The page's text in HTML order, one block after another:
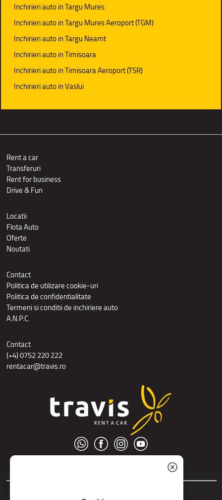
Inchirieri auto in Targu Mures
Inchirieri auto in Targu Mures Aeroport (TGM)
Inchirieri auto in Targu Neamt
Inchirieri auto in Timisoara
Inchirieri auto in Timisoara Aeroport (TSR)
Inchirieri auto in Vaslui
Rent a car
Transferuri
Rent for business
Drive & Fun
Locatii
Flota Auto
Oferte
Noutati
Contact
Politica de utilizare cookie-uri
Politica de confidentialitate
Termeni si conditii de inchiriere auto
A.N.P.C.
Contact
(+4) 0752 220 222
rentacar@travis.ro